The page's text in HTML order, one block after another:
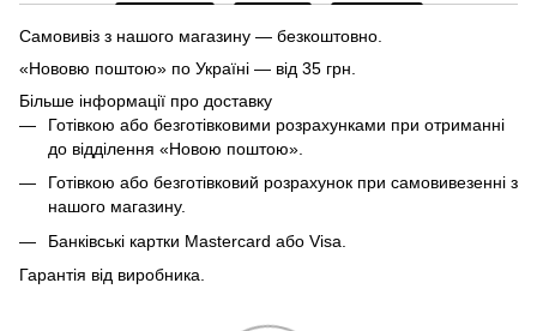
Самовивіз з нашого магазину — безкоштовно.
«Нововю поштою» по Україні — від 35 грн.
Більше інформації про доставку
Готівкою або безготівковими розрахунками при отриманні
до відділення «Новою поштою».
Готівкою або безготівковий розрахунок при самовивезенні з
нашого магазину.
Банківські картки Mastercard або Visa.
Гарантія від виробника.